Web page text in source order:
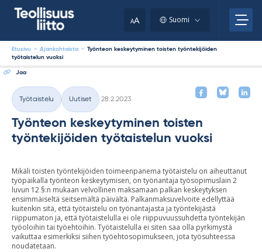
AA Suomi
Etusivu - Ajankohtaista - Työnteon keskeytyminen toisten työntekijöiden
työtaistelun vuoksi
Jaa
Kategoriat
Työtaistelu Uutiset
28.2.2023
Työnteon keskeytyminen toisten
työntekijöiden työtaistelun vuoksi
Mikäli toisten työntekijöiden toimeenpanema työtaistelu on aiheuttanut
työpaikalla työnteon keskeytymisen, on työnantaja työsopimuslain 2
luvun 12 §:n mukaan velvollinen maksamaan palkan keskeytyksen
ensimmäiseltä seitsemältä päivältä. Palkanmaksuvelvoite edellyttää
kuitenkin sitä, että työtaistelu on työnantajasta ja työntekijästä
riippumaton ja, että työtaistelulla ei ole riippuvuussuhdetta työntekijän
työoloihin tai työehtoihin. Työtaistelulla ei siten saa olla pyrkimystä
vaikuttaa esimerkiksi siihen työehtosopimukseen, jota työsuhteessa
noudatetaan.
clipboard.)